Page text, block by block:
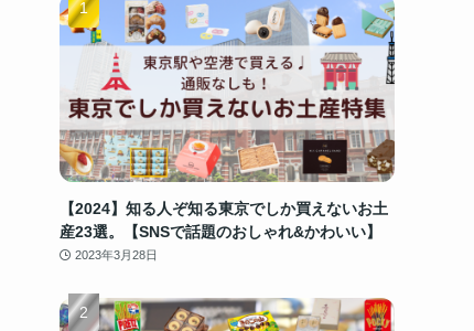
【2024】知る人ぞ知る東京でしか買えないお土
産23選。【SNSで話題のおしゃれ&かわいい】
2023年3月28日